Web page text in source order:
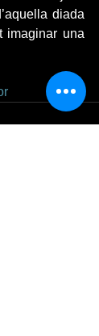
diada
imaginar una